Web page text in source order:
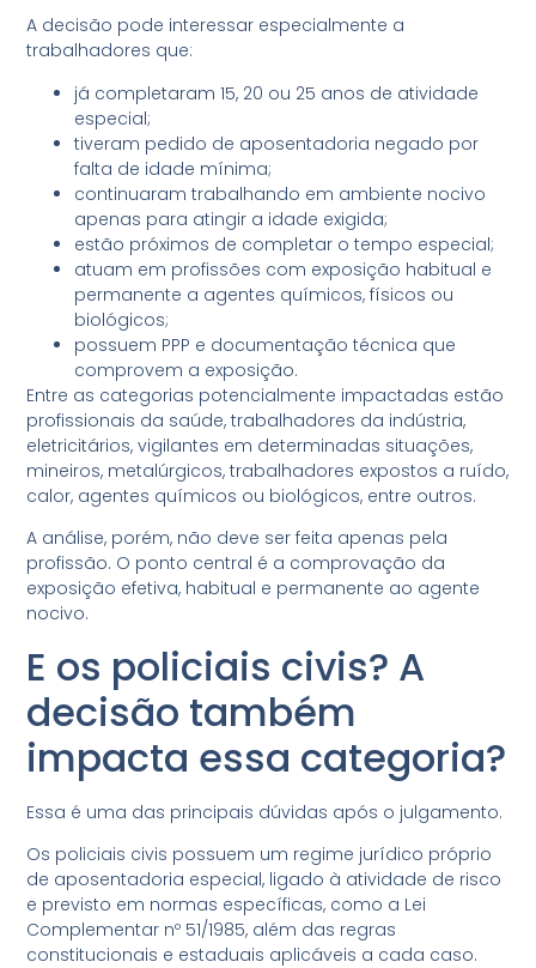
A decisão pode interessar especialmente a
trabalhadores que:
já completaram 15, 20 ou 25 anos de atividade
especial;
tiveram pedido de aposentadoria negado por
falta de idade mínima;
continuaram trabalhando em ambiente nocivo
apenas para atingir a idade exigida;
estão próximos de completar o tempo especial;
atuam em profissões com exposição habitual e
permanente a agentes químicos, físicos ou
biológicos;
possuem PPP e documentação técnica que
comprovem a exposição.
Entre as categorias potencialmente impactadas estão
profissionais da saúde, trabalhadores da indústria,
eletricitários, vigilantes em determinadas situações,
mineiros, metalúrgicos, trabalhadores expostos a ruído,
calor, agentes químicos ou biológicos, entre outros.
A análise, porém, não deve ser feita apenas pela
profissão. O ponto central é a comprovação da
exposição efetiva, habitual e permanente ao agente
nocivo.
E os policiais civis? A
decisão também
impacta essa categoria?
Essa é uma das principais dúvidas após o julgamento.
Os policiais civis possuem um regime jurídico próprio
de aposentadoria especial, ligado à atividade de risco
e previsto em normas específicas, como a Lei
Complementar nº 51/1985, além das regras
constitucionais e estaduais aplicáveis a cada caso.